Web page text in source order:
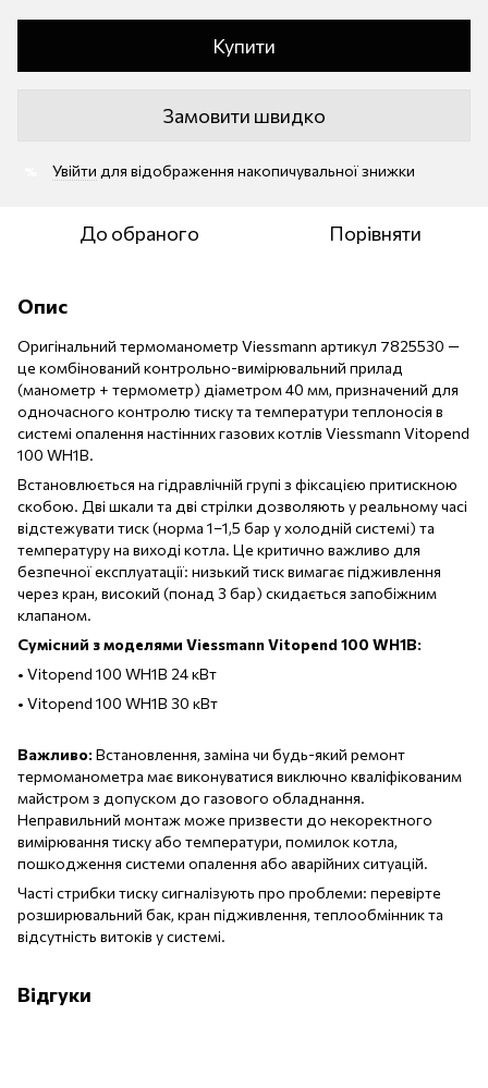
Купити
Замовити швидко
Увійти для відображення накопичувальної знижки
До обраного Порівняти
Опис
Оригінальний термоманометр Viessmann артикул 7825530 —
це комбінований контрольно-вимірювальний прилад
(манометр + термометр) діаметром 40 мм, призначений для
одночасного контролю тиску та температури теплоносія в
системі опалення настінних газових котлів Viessmann Vitopend
100 WH1B.
Встановлюється на гідравлічній групі з фіксацією притискною
скобою. Дві шкали та дві стрілки дозволяють у реальному часі
відстежувати тиск (норма 1–1,5 бар у холодній системі) та
температуру на виході котла. Це критично важливо для
безпечної експлуатації: низький тиск вимагає підживлення
через кран, високий (понад 3 бар) скидається запобіжним
клапаном.
Сумісний з моделями Viessmann Vitopend 100 WH1B:
• Vitopend 100 WH1B 24 кВт
• Vitopend 100 WH1B 30 кВт
Важливо: Встановлення, заміна чи будь-який ремонт
термоманометра має виконуватися виключно кваліфікованим
майстром з допуском до газового обладнання.
Неправильний монтаж може призвести до некоректного
вимірювання тиску або температури, помилок котла,
пошкодження системи опалення або аварійних ситуацій.
Часті стрибки тиску сигналізують про проблеми: перевірте
розширювальний бак, кран підживлення, теплообмінник та
відсутність витоків у системі.
Відгуки